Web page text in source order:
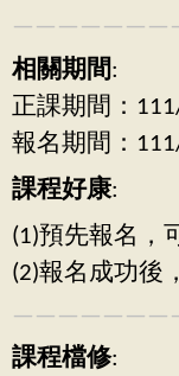
相關期間:
正課期間：
報名期間：
課程好康:
(1)預先報名，
(2)報名成功後
課程檔修: